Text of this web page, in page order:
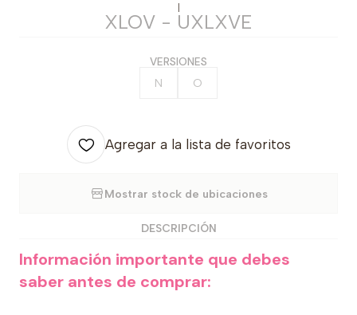
|
XLOV - UXLXVE
VERSIONES
N O
Agregar a la lista de favoritos
Mostrar stock de ubicaciones
DESCRIPCIÓN
Información importante que debes
saber antes de comprar: